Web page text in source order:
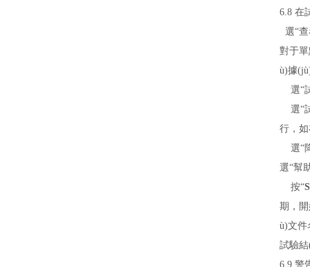
6.8 在
選“
對于
ù)據
選“
選“
行，
選“
選“幫
按“
期，
ù)文件
試驗
6.9 警